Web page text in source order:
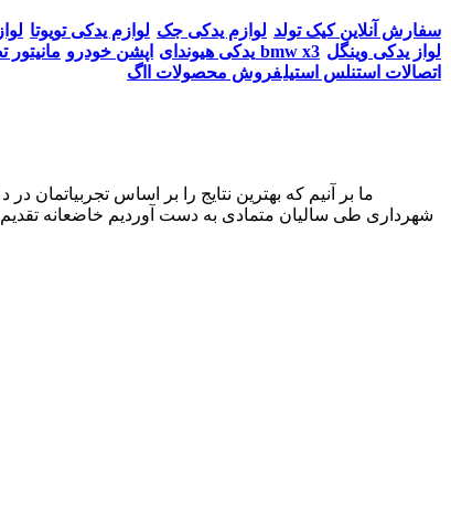
سفارش آنلاین کیک تولد لوازم یدکی جک لوازم یدکی تویوتا
یدکی هیوندای اپشن خودرو مانیتور تصویری bmw x3 لواز یدکی وینگل
اتصالات استنلس استیلفروش محصولات ااگ
شهرداری طی سالیان متمادی به دست آوردیم خاضعانه